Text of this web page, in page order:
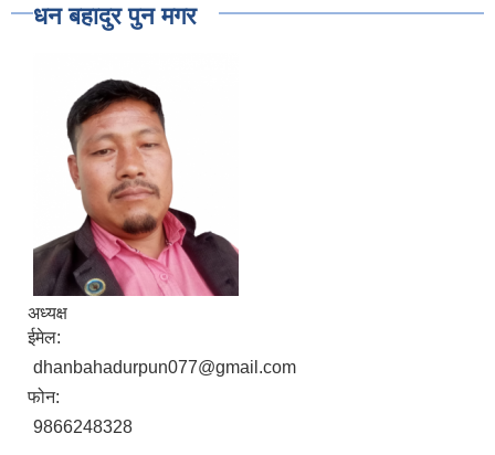
धन बहादुर पुन मगर
अध्यक्ष
ईमेल:
dhanbahadurpun077@gmail.com
फोन:
9866248328